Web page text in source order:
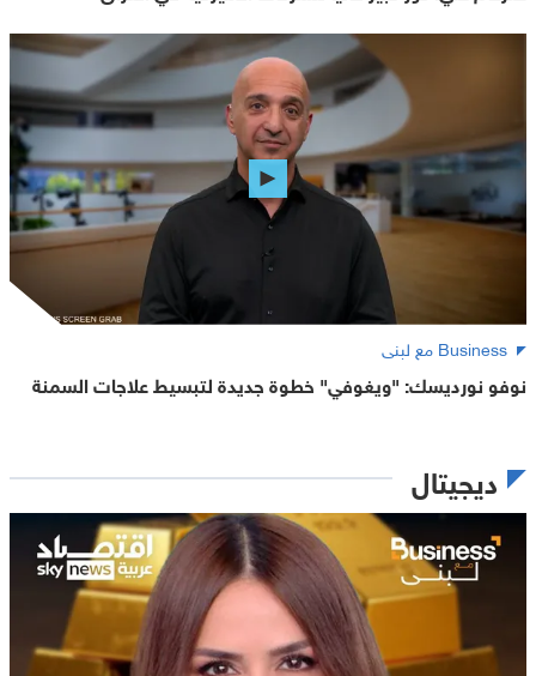
Business مع لبنى
نوفو نورديسك: "ويغوفي" خطوة جديدة لتبسيط علاجات السمنة
ديجيتال